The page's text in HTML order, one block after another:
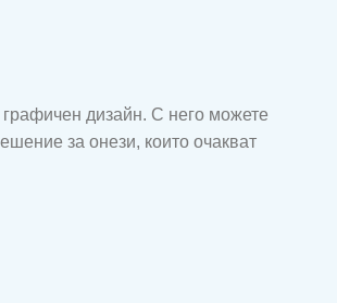
дизайн. С него можете
за онези, които очакват